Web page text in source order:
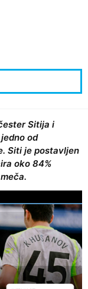
Sitija i
od
Siti je postavljen
oko 84%